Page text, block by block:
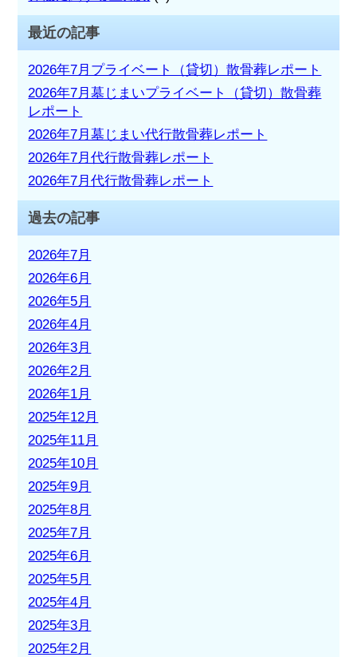
最近の記事
2026年7月プライベート（貸切）散骨葬レポート
2026年7月墓じまいプライベート（貸切）散骨葬
レポート
2026年7月墓じまい代行散骨葬レポート
2026年7月代行散骨葬レポート
2026年7月代行散骨葬レポート
過去の記事
2026年7月
2026年6月
2026年5月
2026年4月
2026年3月
2026年2月
2026年1月
2025年12月
2025年11月
2025年10月
2025年9月
2025年8月
2025年7月
2025年6月
2025年5月
2025年4月
2025年3月
2025年2月